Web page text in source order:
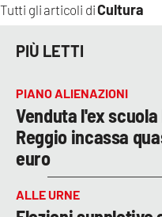
Tutti gli articoli diCultura
PIÙ LETTI
PIANO ALIENAZIONI
Venduta l'ex
Reggio incassa
euro
ALLE URNE